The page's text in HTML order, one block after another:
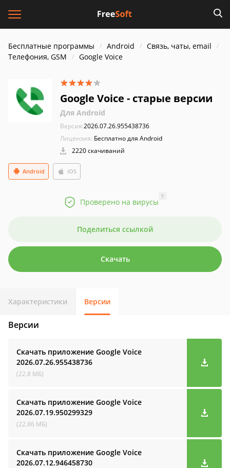
Бесплатные программы Android
Связь, чаты, email
Телефония, GSM
Google Voice
Google Voice - старые версии
Для Android
Версия:2026.07.26.955438736
Лицензия: Бесплатно для Android
2220 скачиваний
Android iOS
Проверено на вирусы
?
Поделиться ссылкой
Скачать
Характеристики Версии
Версии
Скачать приложение Google Voice
2026.07.26.955438736
(22.8 МБ)
Скачать приложение Google Voice
2026.07.19.950299329
(22.86 МБ)
Скачать приложение Google Voice
2026.07.12.946458730